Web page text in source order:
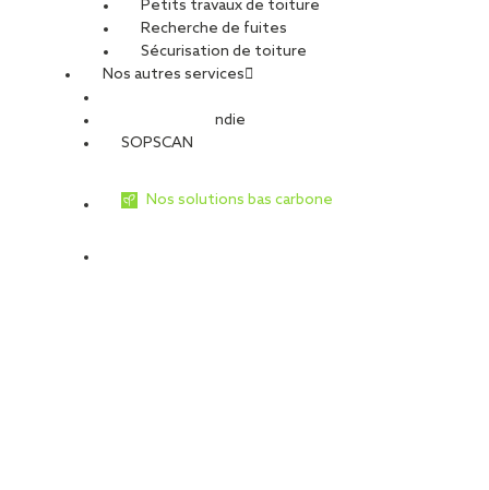
Petits travaux de toiture
Recherche de fuites
Sécurisation de toiture
Nos autres services
Sécurité Incendie
SOPSCAN
Nos solutions bas carbone